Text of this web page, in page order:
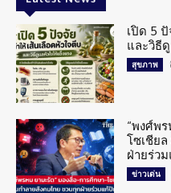
เปิด 5
และวิธี
สุขภาพ
“พงศ์พ
โซเชีย
ฝ่ายร่ว
ข่าวเด่น